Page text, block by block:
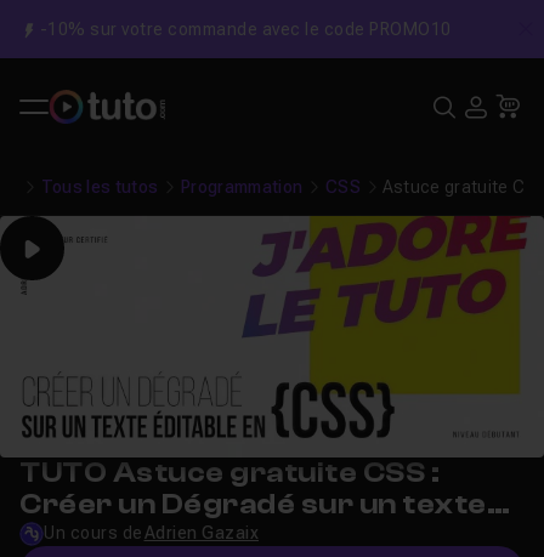
-10% sur votre commande avec le code PROMO10
Tous les tutos Programmation CSS Astuce gratuite
Play
TUTO Astuce gratuite CSS :
Créer un Dégradé sur un texte
éditable
Un cours de Adrien Gazaix